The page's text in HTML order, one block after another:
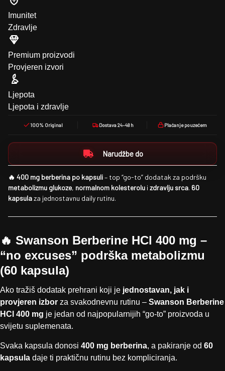
Imunitet
Zdravlje
Premium proizvodi
Provjeren izvori
Ljepota
Ljepota i zdravlje
100% Original Dostava 24–48 h Plaćanje pouzećem
Narudžbe do
🔥 400 mg berberina po kapsuli– top “go-to” dodatak za podršku
metabolizmu glukoze, normalnom kolesterolu i zdravlju srca. 60
kapsulaza jednostavnu daily rutinu.
🔥 Swanson Berberine HCl 400 mg –
“no excuses” podrška metabolizmu
(60 kapsula)
Ako tražiš dodatak prehrani koji je jednostavan, jak i
provjeren izbor za svakodnevnu rutinu – Swanson Berberine
HCl 400 mg je jedan od najpopularnijih “go-to” proizvoda u
svijetu suplemenata.
Svaka kapsula donosi 400 mg berberina, a pakiranje od 60
kapsula daje ti praktičnu rutinu bez kompliciranja.